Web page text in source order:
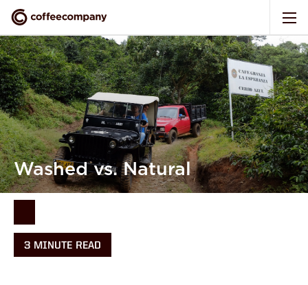
Washed vs. Natural
3 MINUTE READ